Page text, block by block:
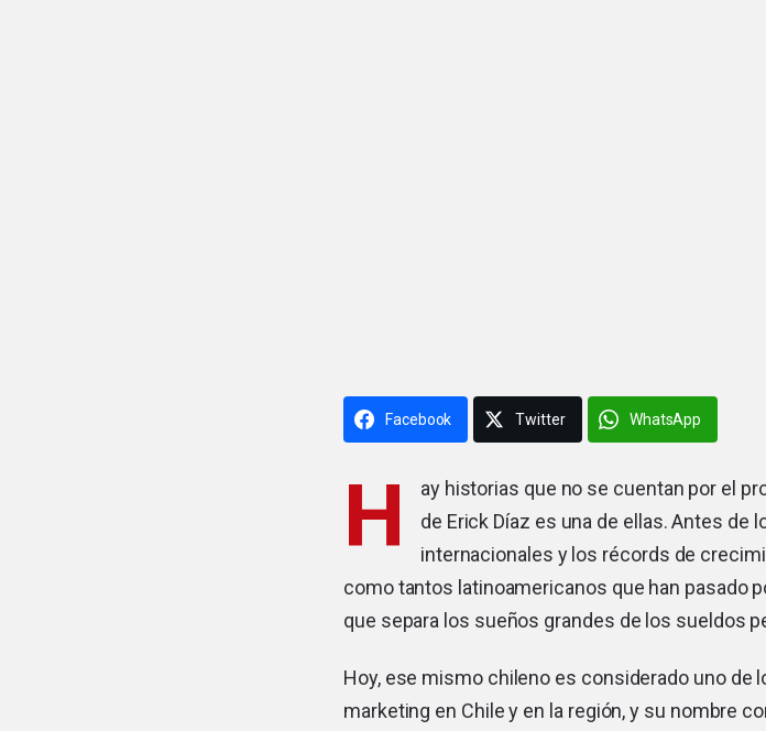
Facebook Twitter WhatsApp
H
ay historias que no se cuentan por el
de Erick Díaz es una de ellas. Antes
internacionales y los récords de
como tantos latinoamericanos que han pasado
que separa los sueños grandes de los sueldos
Hoy, ese mismo chileno es considerado uno
marketing en Chile y en la región, y su nombre